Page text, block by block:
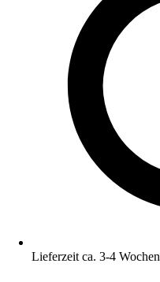
Lieferzeit ca. 3-4 Wochen